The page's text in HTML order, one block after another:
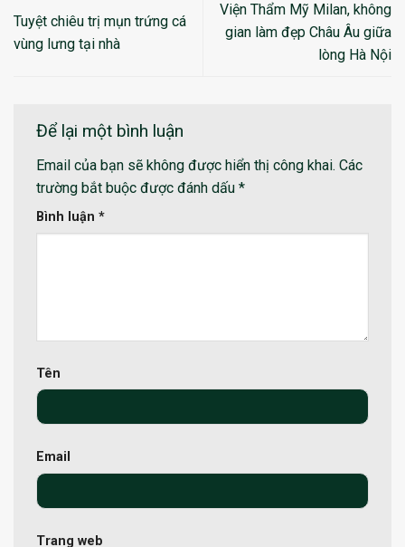
Tuyệt chiêu trị mụn trứng cá
vùng lưng tại nhà
Viện Thẩm Mỹ Milan, không
gian làm đẹp Châu Âu giữa
lòng Hà Nội
Để lại một bình luận
Email của bạn sẽ không được hiển thị công khai. Các
trường bắt buộc được đánh dấu *
Bình luận *
Tên
Email
Trang web